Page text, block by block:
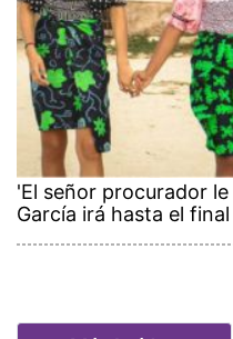
'El señor procurador
García irá hasta el final